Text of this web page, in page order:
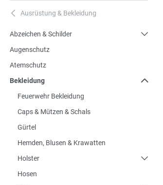
A Ausrüstung & Bekleidung
Abzeichen & Schilder
Augenschutz
Atemschutz
Bekleidung
Feuerwehr Bekleidung
Caps & Mützen & Schals
Gürtel
Hemden, Blusen & Krawatten
Holster
Hosen